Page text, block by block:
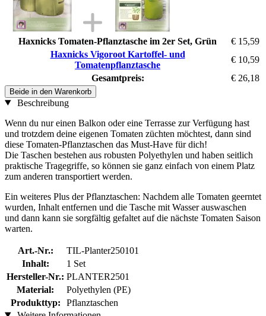
Haxnicks Tomaten-Pflanztasche im 2er Set, Grün
€ 15,59
Haxnicks Vigoroot Kartoffel- und
Tomatenpflanztasche
€ 10,59
Gesamtpreis:
€ 26,18
Beide in den Warenkorb
Beschreibung
Wenn du nur einen Balkon oder eine Terrasse zur Verfügung hast
und trotzdem deine eigenen Tomaten züchten möchtest, dann sind
diese Tomaten-Pflanztaschen das Must-Have für dich!
Die Taschen bestehen aus robusten Polyethylen und haben seitlich
praktische Tragegriffe, so können sie ganz einfach von einem Platz
zum anderen transportiert werden.
Ein weiteres Plus der Pflanztaschen: Nachdem alle Tomaten geerntet
wurden, Inhalt entfernen und die Tasche mit Wasser auswaschen
und dann kann sie sorgfältig gefaltet auf die nächste Tomaten Saison
warten.
Art.-Nr.:
TIL-Planter250101
Inhalt:
1 Set
Hersteller-Nr.: PLANTER2501
Material:
Polyethylen (PE)
Produkttyp:
Pflanztaschen